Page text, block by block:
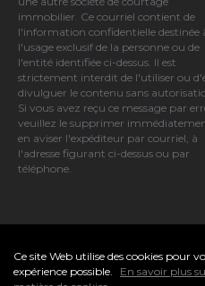
immobilier. Ce courriel contient de
l'information confidentielle destinée
l'usage exclusif de la personne ou de
l'entité identifiée ci-dessus. Il est
strictement interdit de l'utiliser ou
divulguer le contenu sans
Si vous avez reçu ce message par
veuillez le supprimer
en aviser l'expéditeur par courriel, à
l'adresse figurant ci-dessus ou par
téléphone.
©2021 Moxiworks
Ce site Web utilise des cookies pour
expérience possible.
En savoir plus